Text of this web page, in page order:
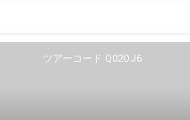
ツアーコード Q02OJ6